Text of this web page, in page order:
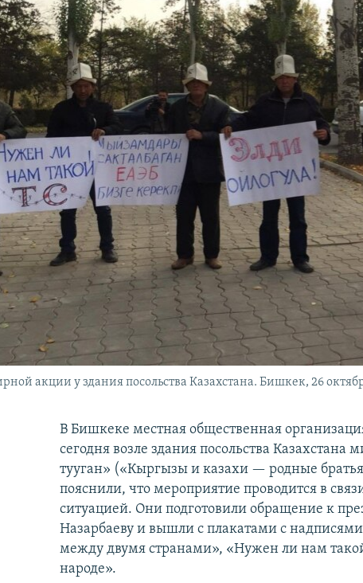
акции у здания посольства Казахстана. Бишкек, 26
В Бишкеке местная общественная
сегодня возле здания посольства
тууган» («Кыргызы и казахи — родные
пояснили, что мероприятие проводится в
ситуацией. Они подготовили обращение к
Назарбаеву и вышли с плакатами с
между двумя странами», «Нужен ли нам
народе».